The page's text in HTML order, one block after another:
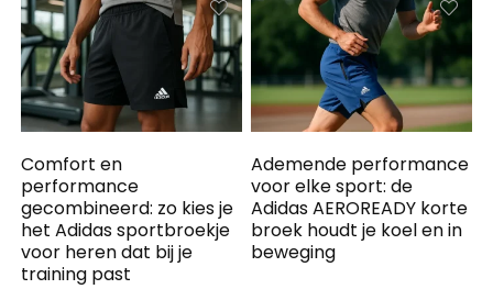
Comfort en
performance
gecombineerd: zo kies je
het Adidas sportbroekje
voor heren dat bij je
training past
Ademende performance
voor elke sport: de
Adidas AEROREADY korte
broek houdt je koel en in
beweging